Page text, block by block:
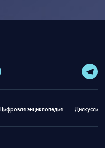
Цифровая энциклопедия